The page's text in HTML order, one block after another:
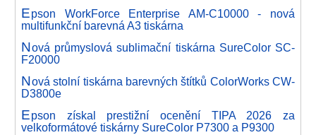
Epson WorkForce Enterprise AM-C10000 - nová
multifunkční barevná A3 tiskárna
Nová průmyslová sublimační tiskárna SureColor SC-
F20000
Nová stolní tiskárna barevných štítků ColorWorks CW-
D3800e
Epson získal prestižní ocenění TIPA 2026 za
velkoformátové tiskárny SureColor P7300 a P9300